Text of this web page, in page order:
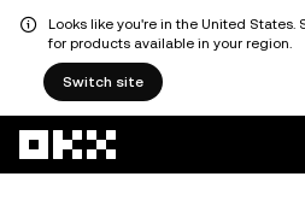
Looks like you're in the United
for products available in your region.
Switch site